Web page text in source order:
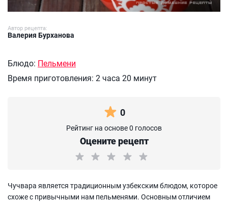
Автор рецепта:
Валерия Бурханова
Блюдо: Пельмени
Время приготовления: 2 часа 20 минут
0
Рейтинг на основе 0 голосов
Оцените рецепт
Чучвара является традиционным узбекским блюдом, которое
схоже с привычными нам пельменями. Основным отличием